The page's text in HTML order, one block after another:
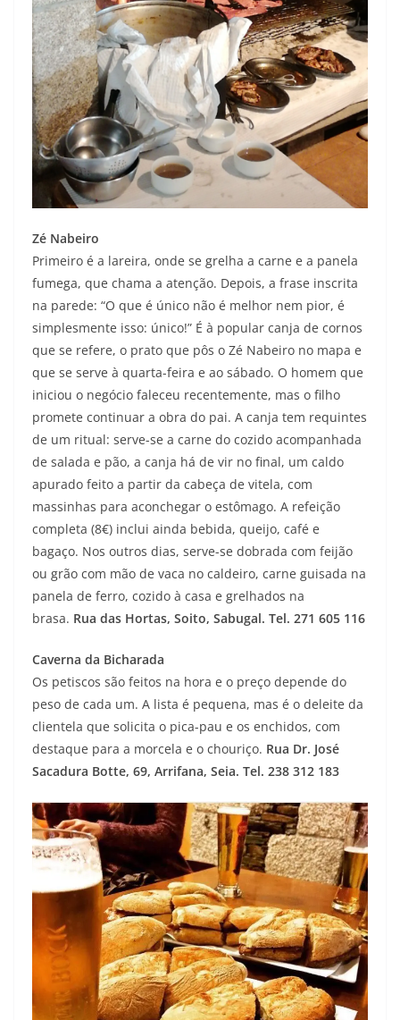
Zé Nabeiro
Primeiro é a lareira, onde se grelha a carne e a panela
fumega, que chama a atenção. Depois, a frase inscrita
na parede: “O que é único não é melhor nem pior, é
simplesmente isso: único!” É à popular canja de cornos
que se refere, o prato que pôs o Zé Nabeiro no mapa e
que se serve à quarta-feira e ao sábado. O homem que
iniciou o negócio faleceu recentemente, mas o filho
promete continuar a obra do pai. A canja tem requintes
de um ritual: serve-se a carne do cozido acompanhada
de salada e pão, a canja há de vir no final, um caldo
apurado feito a partir da cabeça de vitela, com
massinhas para aconchegar o estômago. A refeição
completa (8€) inclui ainda bebida, queijo, café e
bagaço. Nos outros dias, serve-se dobrada com feijão
ou grão com mão de vaca no caldeiro, carne guisada na
panela de ferro, cozido à casa e grelhados na
brasa. Rua das Hortas, Soito, Sabugal. Tel. 271 605 116
Caverna da Bicharada
Os petiscos são feitos na hora e o preço depende do
peso de cada um. A lista é pequena, mas é o deleite da
clientela que solicita o pica-pau e os enchidos, com
destaque para a morcela e o chouriço. Rua Dr. José
Sacadura Botte, 69, Arrifana, Seia. Tel. 238 312 183